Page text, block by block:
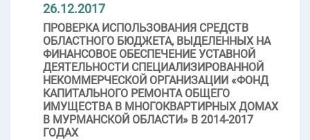
26.12.2017
ПРОВЕРКА ИСПОЛЬЗОВАНИЯ СРЕДСТВ
ОБЛАСТНОГО БЮДЖЕТА, ВЫДЕЛЕННЫХ НА
ФИНАНСОВОЕ ОБЕСПЕЧЕНИЕ УСТАВНОЙ
ДЕЯТЕЛЬНОСТИ СПЕЦИАЛИЗИРОВАННОЙ
НЕКОММЕРЧЕСКОЙ ОРГАНИЗАЦИИ «ФОНД
КАПИТАЛЬНОГО РЕМОНТА ОБЩЕГО
ИМУЩЕСТВА В МНОГОКВАРТИРНЫХ ДОМАХ
В МУРМАНСКОЙ ОБЛАСТИ» В 2014-2017
ГОДАХ